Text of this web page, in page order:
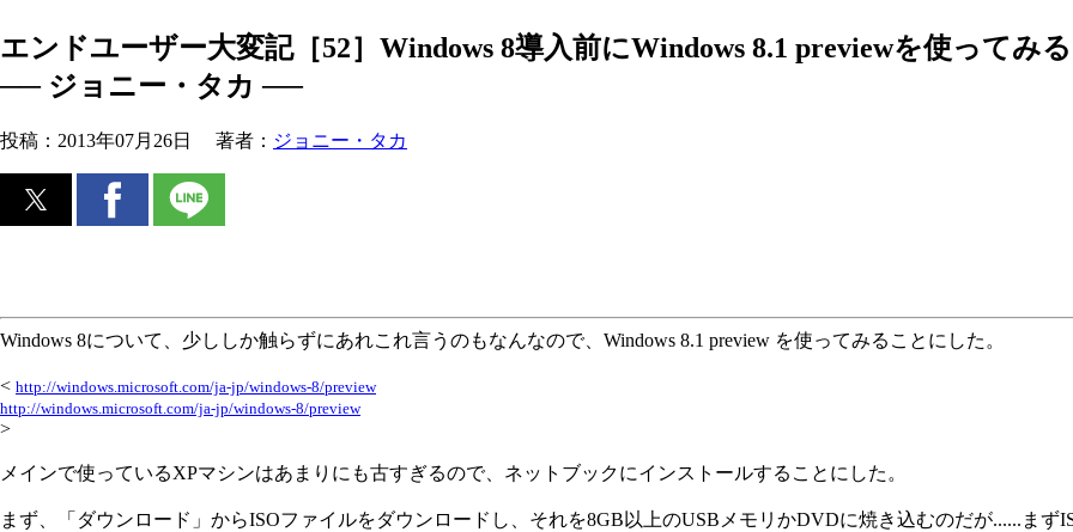
エンドユーザー大変記［52］Windows 8導入前にWindows 8.1 previewを使ってみる
── ジョニー・タカ ──
投稿： 2013年07月26日 著者： ジョニー・タカ
Windows 8について、少ししか触らずにあれこれ言うのもなんなので、Windows 8.1 preview を使ってみることにした。
< http://windows.microsoft.com/ja-jp/windows-8/preview
http://windows.microsoft.com/ja-jp/windows-8/preview
>
メインで使っているXPマシンはあまりにも古すぎるので、ネットブックにインストールすることにした。
まず、「ダウンロード」からISOファイルをダウンロードし、それを8GB以上のUSBメモリかDVDに焼き込むのだが......まず